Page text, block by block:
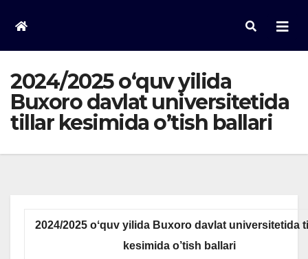
content
2024/2025 oʻquv yilida
Buxoro davlat universitetida
tillar kesimida o’tish ballari
2024/2025 oʻquv yilida Buxoro davlat universitetida
kesimida o’tish ballari